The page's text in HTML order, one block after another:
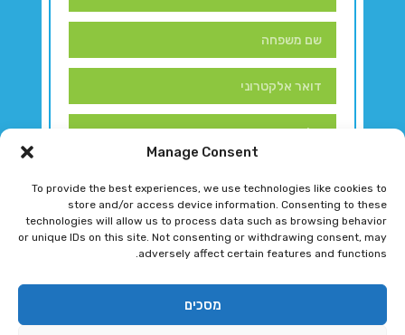
Manage Consent
To provide the best experiences, we use technologies like cookies to
store and/or access device information. Consenting to these
technologies will allow us to process data such as browsing behavior
or unique IDs on this site. Not consenting or withdrawing consent, may
adversely affect certain features and functions.
מסכים